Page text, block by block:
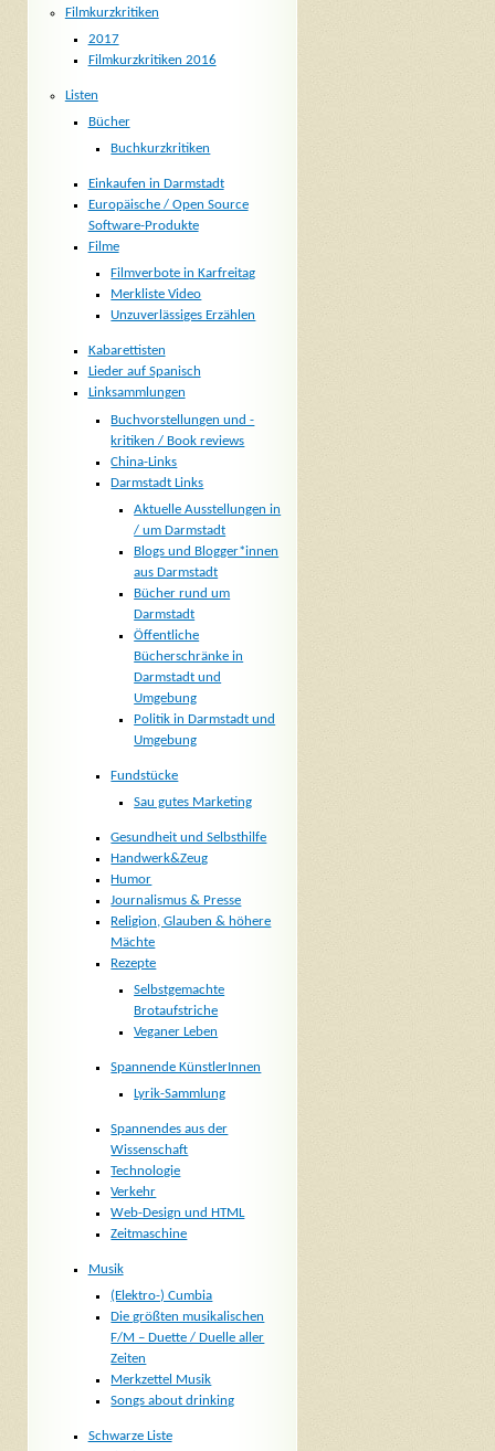
Filmkurzkritiken
2017
Filmkurzkritiken 2016
Listen
Bücher
Buchkurzkritiken
Einkaufen in Darmstadt
Europäische / Open Source
Software-Produkte
Filme
Filmverbote in Karfreitag
Merkliste Video
Unzuverlässiges Erzählen
Kabarettisten
Lieder auf Spanisch
Linksammlungen
Buchvorstellungen und -
kritiken / Book reviews
China-Links
Darmstadt Links
Aktuelle Ausstellungen in
/ um Darmstadt
Blogs und Blogger*innen
aus Darmstadt
Bücher rund um
Darmstadt
Öffentliche
Bücherschränke in
Darmstadt und
Umgebung
Politik in Darmstadt und
Umgebung
Fundstücke
Sau gutes Marketing
Gesundheit und Selbsthilfe
Handwerk&Zeug
Humor
Journalismus & Presse
Religion, Glauben & höhere
Mächte
Rezepte
Selbstgemachte
Brotaufstriche
Veganer Leben
Spannende KünstlerInnen
Lyrik-Sammlung
Spannendes aus der
Wissenschaft
Technologie
Verkehr
Web-Design und HTML
Zeitmaschine
Musik
(Elektro-) Cumbia
Die größten musikalischen
F/M – Duette / Duelle aller
Zeiten
Merkzettel Musik
Songs about drinking
Schwarze Liste